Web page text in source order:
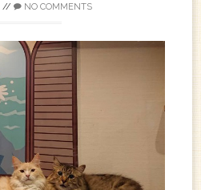
// NO COMMENTS